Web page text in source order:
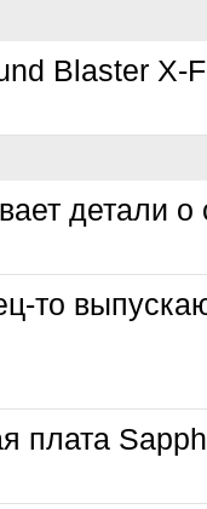
Blaster X-
детали о
то
плата